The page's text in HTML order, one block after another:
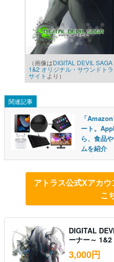
（画像はDIGITAL DEVIL
1&2 オリジナル・サウンドト
サイト より）
関連記事
「
ート。
ら、食品
ムを紹介
アトラス公式Xアカ
こ
DIGITAL
ーナー～
3,000円